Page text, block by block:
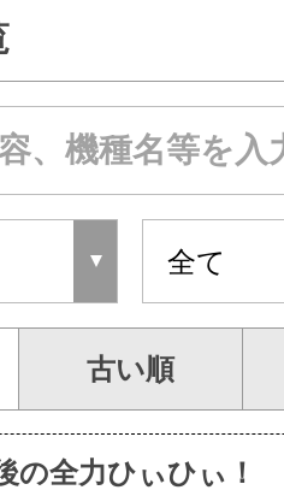
古い順
の全力ひぃひぃ！